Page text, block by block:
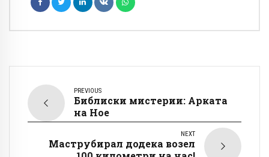
PREVIOUS
Библиски мистерии: Арката
на Ное
NEXT
Маструбирал додека возел